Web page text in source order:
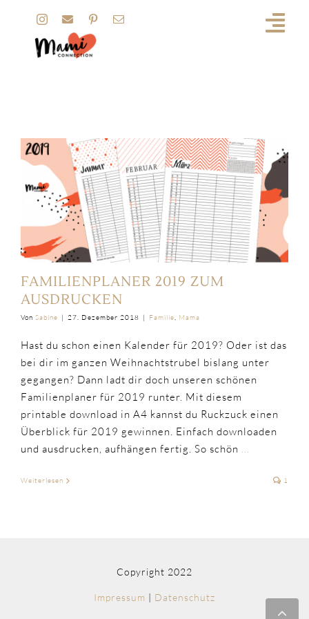
springen
FAMILIENPLANER 2019 ZUM
AUSDRUCKEN
Von Sabine | 27. Dezember 2018 | Familie, Mama
Hast du schon einen Kalender für 2019? Oder ist das
bei dir im ganzen Weihnachtstrubel bislang unter
gegangen? Dann ladt dir doch unseren schönen
Familienplaner für 2019 runter. Mit diesem
printable download in A4 kannst du Ruckzuck einen
Überblick für 2019 gewinnen. Einfach downloaden
und ausdrucken, aufhängen fertig. So schön ...
Weiterlesen 1
Copyright 2022
Impressum | Datenschutz